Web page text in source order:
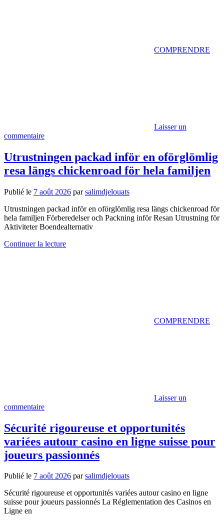
COMPRENDRE
Laisser un
commentaire
Utrustningen packad inför en oförglömlig
resa längs chickenroad för hela familjen
Publié le 7 août 2026 parsalimdjelouats
Utrustningen packad inför en oförglömlig resa längs chickenroad för
hela familjen Förberedelser och Packning inför Resan Utrustning för
Aktiviteter Boendealternativ
Continuer la lecture
COMPRENDRE
Laisser un
commentaire
Sécurité rigoureuse et opportunités
variées autour casino en ligne suisse pour
joueurs passionnés
Publié le 7 août 2026 parsalimdjelouats
Sécurité rigoureuse et opportunités variées autour casino en ligne
suisse pour joueurs passionnés La Réglementation des Casinos en
Ligne en